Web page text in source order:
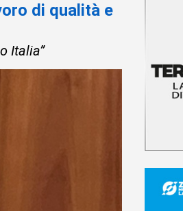
di qualità e
Italia”